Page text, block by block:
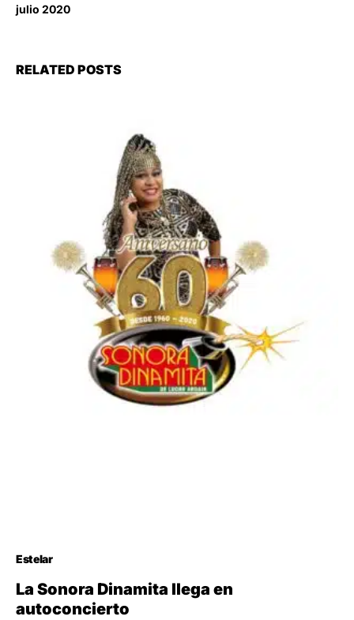
julio 2020
RELATED POSTS
Estelar
La Sonora Dinamita llega en
autoconcierto